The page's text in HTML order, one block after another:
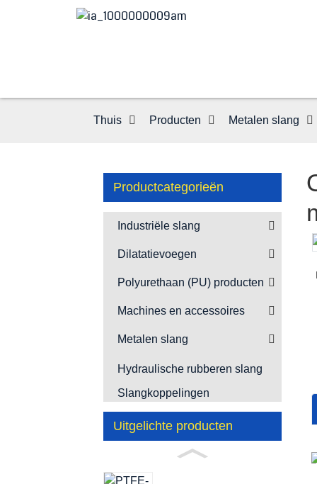
Thuis Producten Metalen slang
Productcategorieën
Industriële slang
Dilatatievoegen
Polyurethaan (PU) producten
Machines en accessoires
Metalen slang
Hydraulische rubberen slang
Slangkoppelingen
Uitgelichte producten
Loading...
Loading...